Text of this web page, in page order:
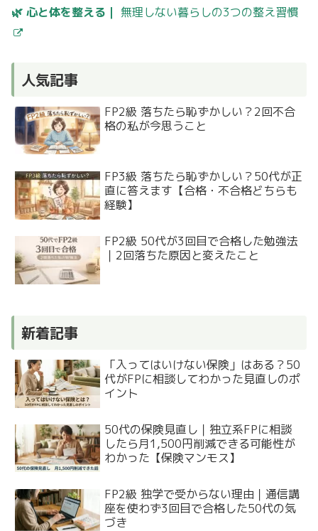
🌿 心と体を整える｜ 無理しない暮らしの3つの整え習慣
人気記事
FP2級 落ちたら恥ずかしい？2回不合
格の私が今思うこと
FP3級 落ちたら恥ずかしい？50代が正
直に答えます【合格・不合格どちらも
経験】
FP2級 50代が3回目で合格した勉強法
｜2回落ちた原因と変えたこと
新着記事
「入ってはいけない保険」はある？50
代がFPに相談してわかった見直しのポ
イント
50代の保険見直し｜独立系FPに相談
したら月1,500円削減できる可能性が
わかった【保険マンモス】
FP2級 独学で受からない理由｜通信講
座を使わず3回目で合格した50代の気
づき